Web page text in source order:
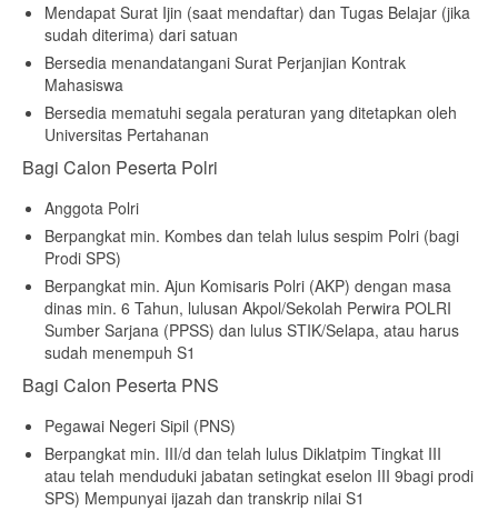
Mendapat Surat Ijin (saat mendaftar) dan Tugas Belajar (jika
sudah diterima) dari satuan
Bersedia menandatangani Surat Perjanjian Kontrak
Mahasiswa
Bersedia mematuhi segala peraturan yang ditetapkan oleh
Universitas Pertahanan
Bagi Calon Peserta Polri
Anggota Polri
Berpangkat min. Kombes dan telah lulus sespim Polri (bagi
Prodi SPS)
Berpangkat min. Ajun Komisaris Polri (AKP) dengan masa
dinas min. 6 Tahun, lulusan Akpol/Sekolah Perwira POLRI
Sumber Sarjana (PPSS) dan lulus STIK/Selapa, atau harus
sudah menempuh S1
Bagi Calon Peserta PNS
Pegawai Negeri Sipil (PNS)
Berpangkat min. III/d dan telah lulus Diklatpim Tingkat III
atau telah menduduki jabatan setingkat eselon III 9bagi prodi
SPS) Mempunyai ijazah dan transkrip nilai S1